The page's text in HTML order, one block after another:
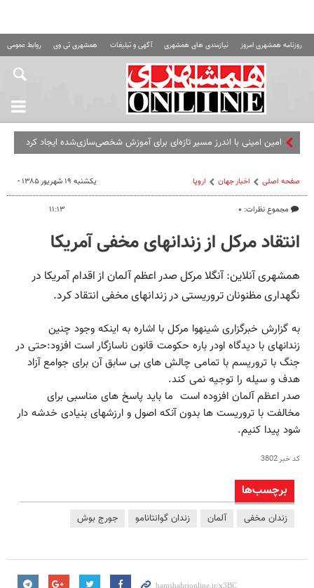
روزنامه همشهری امروز نیازمندی های همشهری آگهی و تبلیغات همشهری تی وی روابط عمومی
امین امینی با اندرز مسیر تازه‌ای برای آموزش شخصی‌سازی‌شده ایجاد کرد
صفحه اصلی اخبار جهان اروپا
مجموع نظرات: ۰
یکشنبه ۱۹ شهریور ۱۳۸۵ -
۱۱:۱۳
انتقاد مرکل از زندانهای مخفی آمریکا
همشهری آنلاین: آنگلا مرکل صدر اعظم آلمان از اقدام آمریکا در
نگهداری مظنونان تروریستی در زندانهای مخفی انتقاد کرد.
به گزارش خبرگزاری شینهوا مرکل با اشاره به اینکه وجود چنین
زندانهای با دیدگاه اودر باره حکومت قانون ناسازگار است افزود:حتی در
جنگ با تروریسم با تمامی چالش های بی سابق آن برای جوامع آزاد
هدف و سیله را توجیه نمی کند.
صدر اعظم آلمان افزوده است ما باید پاسخ های مناسبی برای
مخالفت با تروریست ها بدون آنکه اصول و ارزشهای بنیادی خدشه دار
شود پیدا کنیم.
کد خبر3802
برچسب‌ها
زندان مخفی آلمان زندان گوانتانامو جورج بوش